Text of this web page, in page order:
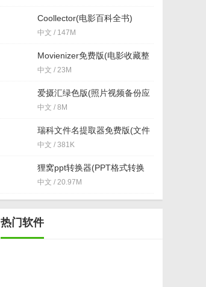
Coollector(电影百科全书)
v4.11.6 官方版
中文 / 147M
Movienizer免费版(电影收藏整
理工具) v10.589 最新版
中文 / 23M
爱摄汇绿色版(照片视频备份应
用) v1.0.4 免费版
中文 / 8M
瑞科文件名提取器免费版(文件
名提取工具) v1.0 绿色版
中文 / 381K
狸窝ppt转换器(PPT格式转换
工具) v2.5.0.64 官方最新版
中文 / 20.97M
热门软件